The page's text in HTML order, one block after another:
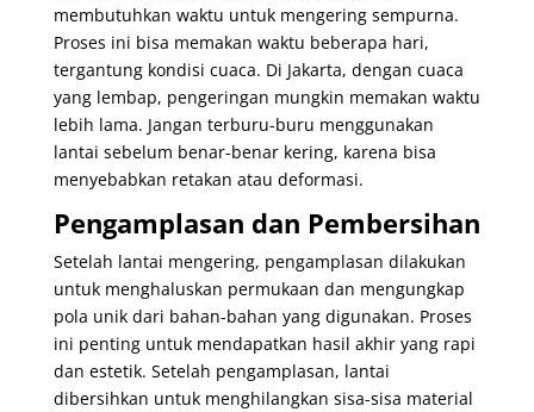
membutuhkan waktu untuk mengering sempurna.
Proses ini bisa memakan waktu beberapa hari,
tergantung kondisi cuaca. Di Jakarta, dengan cuaca
yang lembap, pengeringan mungkin memakan waktu
lebih lama. Jangan terburu-buru menggunakan
lantai sebelum benar-benar kering, karena bisa
menyebabkan retakan atau deformasi.
Pengamplasan dan Pembersihan
Setelah lantai mengering, pengamplasan dilakukan
untuk menghaluskan permukaan dan mengungkap
pola unik dari bahan-bahan yang digunakan. Proses
ini penting untuk mendapatkan hasil akhir yang rapi
dan estetik. Setelah pengamplasan, lantai
dibersihkan untuk menghilangkan sisa-sisa material